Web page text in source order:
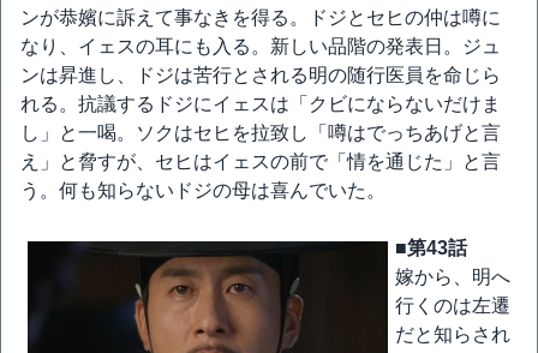
ンが恭嬪に訴えて事なきを得る。ドジとセヒの仲は噂に
なり、イェスの耳にも入る。新しい品階の発表日。ジュ
ンは昇進し、ドジは苦行とされる明の随行医員を命じら
れる。抗議するドジにイェスは「クビにならないだけま
し」と一喝。ソクはセヒを拉致し「噂はでっちあげと言
え」と脅すが、セヒはイェスの前で「情を通じた」と言
う。何も知らないドジの母は喜んでいた。
■第43話
嫁から、明へ
行くのは左遷
だと知らされ